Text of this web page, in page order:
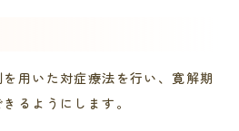
用いた対症療法を行い、寛解期
るようにします。